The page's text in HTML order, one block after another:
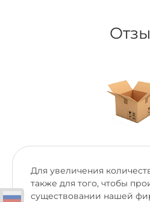
Для увеличения
также для того, чтобы
существовании нашей